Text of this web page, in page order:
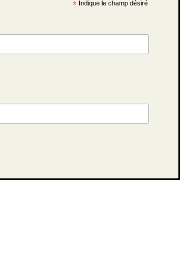
*Indique le champ désiré